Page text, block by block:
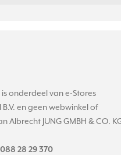
is onderdeel van e-Stores
en geen webwinkel of
Albrecht JUNG GMBH & CO.
088 28 29 370